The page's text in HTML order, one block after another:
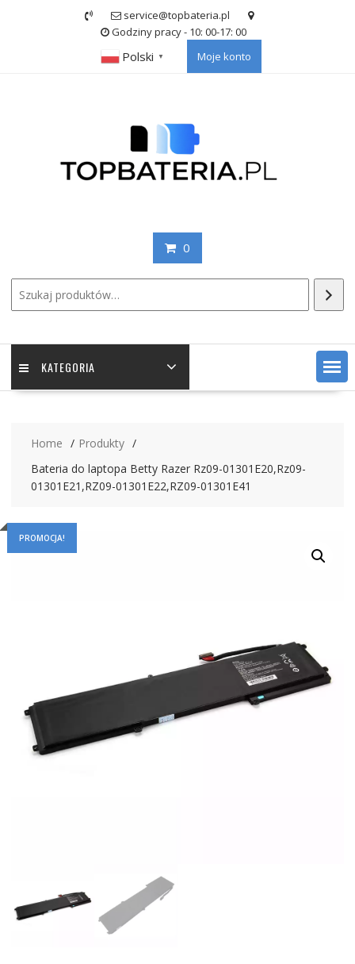
service@topbateria.pl
Godziny pracy - 10: 00-17: 00
Polski ▼ Moje konto
0
KATEGORIA
Home
Produkty
Bateria do laptopa Betty Razer Rz09-01301E20,Rz09-
01301E21,RZ09-01301E22,RZ09-01301E41
PROMOCJA!